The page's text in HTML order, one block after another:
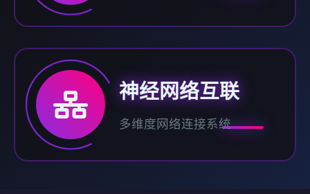
神经网络互联
多维度网络连接系统